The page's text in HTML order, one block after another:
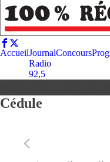
AccueilJournal
Radio
92,5
Concours
Cédule